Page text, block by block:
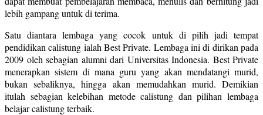
lebih gampang untuk di terima.
Satu diantara lembaga yang cocok untuk di pilih jadi tempat
pendidikan calistung ialah Best Private. Lembaga ini di dirikan pada
2009 oleh sebagian alumni dari Universitas Indonesia. Best Private
menerapkan sistem di mana guru yang akan mendatangi murid,
bukan sebaliknya, hingga akan memudahkan murid. Demikian
itulah sebagian kelebihan metode calistung dan pilihan lembaga
belajar calistung terbaik.